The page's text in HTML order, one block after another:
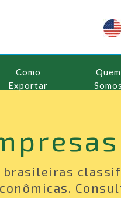
Como
Exportar
Quem
Somos
brasileiras